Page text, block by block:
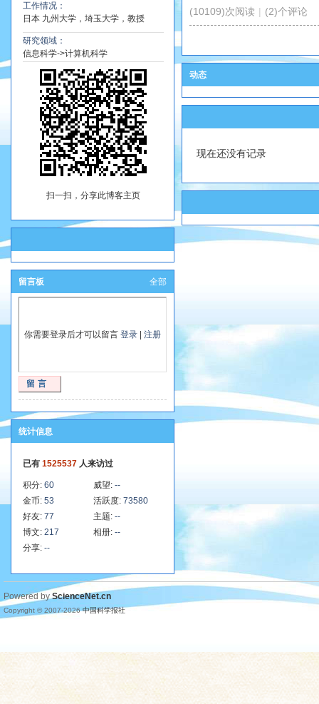
工作情况：
日本 九州大学，埼玉大学，教授
研究领域：
信息科学->计算机科学
扫一扫，分享此博客主页
留言板 全部
你需要登录后才可以留言 登录 注册
留言
统计信息
已有 1525537 人来访过
积分: 60 威望: --
金币: 53 活跃度: 73580
好友: 77 主题: --
博文: 217 相册: --
分享: --
(10109)次阅读 | (2)个评论
动态
现在还没有记录
Powered byScienceNet.cn
Copyright © 2007-2026中国科学报社